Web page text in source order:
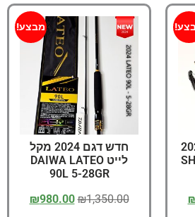
2025
–
מבצע!
חדש דגם 2024 מקל
לייט DAIWA LATEO
90L 5-28GR
₪1,350.00
₪980.00